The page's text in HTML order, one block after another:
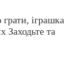
іграшка
Заходьте та